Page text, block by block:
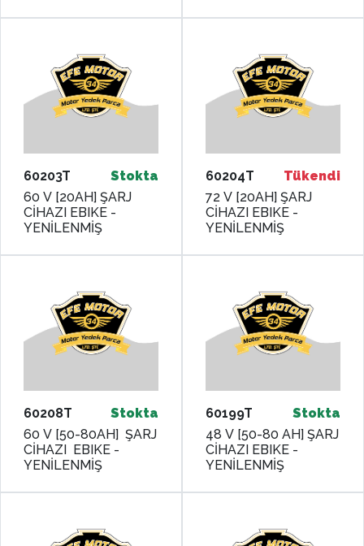
MONERO
60203T
Stokta
60 V [20AH] ŞARJ
CİHAZI EBIKE -
YENİLENMİŞ
60204T
Tükendi
72 V [20AH] ŞARJ
CİHAZI EBIKE -
YENİLENMİŞ
60208T
Stokta
60 V [50-80AH] ŞARJ
CİHAZI EBIKE -
YENİLENMİŞ
60199T
Stokta
48 V [50-80 AH] ŞARJ
CİHAZI EBIKE -
YENİLENMİŞ